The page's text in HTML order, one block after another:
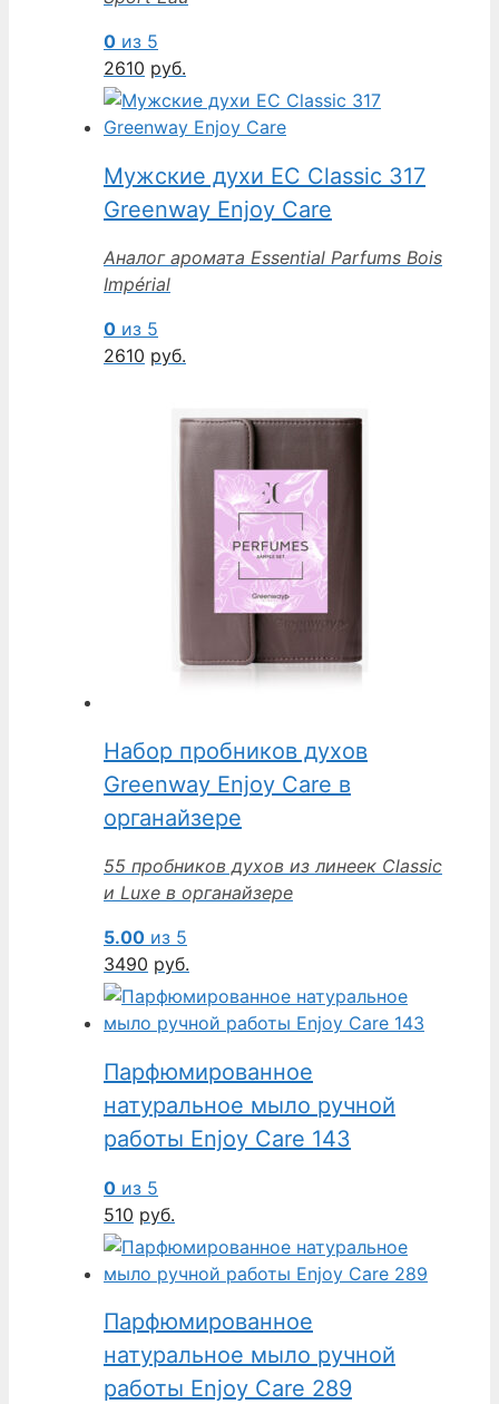
0 из 5
2610 руб.
Мужские духи EC Classic 317
Greenway Enjoy Care
Аналог аромата Essential Parfums Bois
Impérial
0 из 5
2610 руб.
Набор пробников духов
Greenway Enjoy Care в
органайзере
55 пробников духов из линеек Classic
и Luxe в органайзере
5.00 из 5
3490 руб.
Парфюмированное
натуральное мыло ручной
работы Enjoy Care 143
0 из 5
510 руб.
Парфюмированное
натуральное мыло ручной
работы Enjoy Care 289